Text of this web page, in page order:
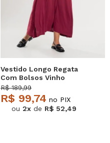
Vestido Longo Regata
Com Bolsos Vinho
Salvatore
R$ 189,99
R$ 99,74 no PIX
ou 2x de R$ 52,49